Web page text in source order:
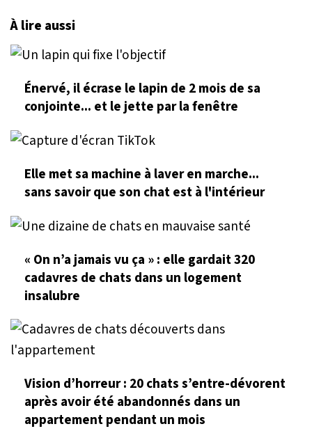
À lire aussi
Énervé, il écrase le lapin de 2 mois de sa
conjointe... et le jette par la fenêtre
Elle met sa machine à laver en marche...
sans savoir que son chat est à l'intérieur
« On n’a jamais vu ça » : elle gardait 320
cadavres de chats dans un logement
insalubre
Vision d’horreur : 20 chats s’entre-dévorent
après avoir été abandonnés dans un
appartement pendant un mois